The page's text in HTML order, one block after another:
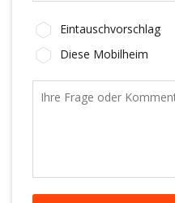
Eintauschvorschlag
Diese Mobilheim